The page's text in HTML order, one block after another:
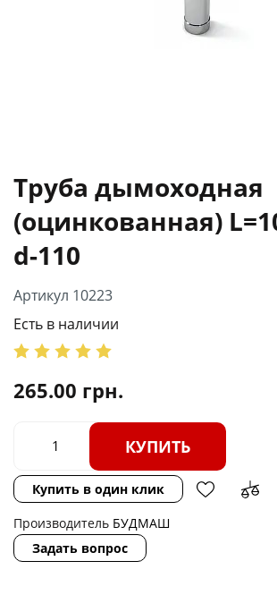
Труба дымоходная
(оцинкованная)
d-110
Артикул 10223
Есть в наличии
265.00 грн.
КУПИТЬ
Купить в один клик
Производитель БУДМАШ
Задать вопрос